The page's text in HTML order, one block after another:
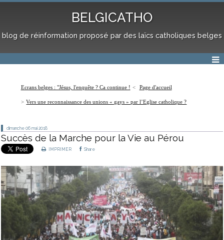
BELGICATHO
blog de réinformation proposé par des laïcs catholiques belges
Ecrans belges : "Jésus, l'enquête ? Ca continue ! Page d'accueil
Vers une reconnaissance des unions « gays » par l’Eglise catholique ?
dimanche 06 mai 2018
Succès de la Marche pour la Vie au Pérou
IMPRIMER Share